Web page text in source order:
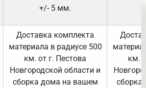
+/- 5 мм.
Доставка комплекта
материала в радиусе 500
км. от г. Пестова
Новгородской области и
сборка дома на вашем
км.